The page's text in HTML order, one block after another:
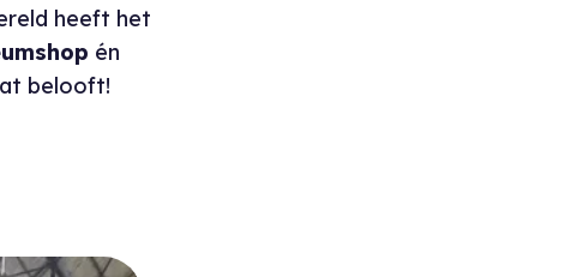
heeft het
én
belooft!